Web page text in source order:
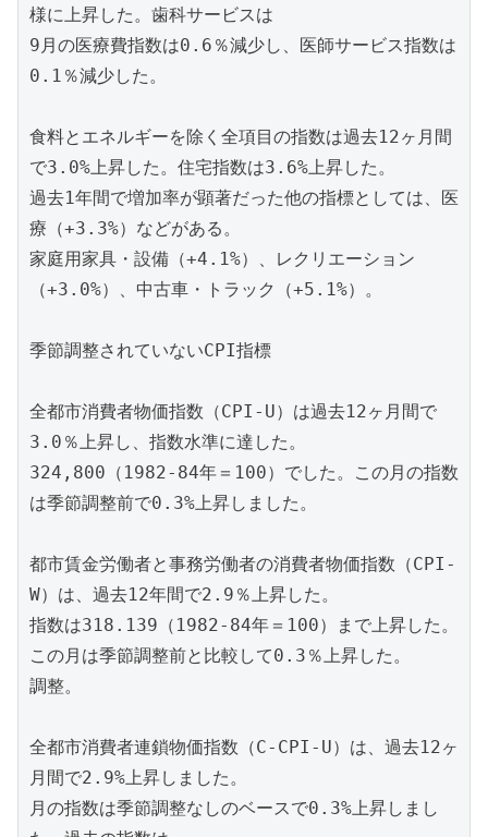
様に上昇した。歯科サービスは
9月の医療費指数は0.6％減少し、医師サービス指数は
0.1％減少した。
食料とエネルギーを除く全項目の指数は過去12ヶ月間
で3.0%上昇した。住宅指数は3.6%上昇した。
過去1年間で増加率が顕著だった他の指標としては、医
療（+3.3%）などがある。
家庭用家具・設備（+4.1%）、レクリエーション
（+3.0%）、中古車・トラック（+5.1%）。
季節調整されていないCPI指標
全都市消費者物価指数（CPI-U）は過去12ヶ月間で
3.0％上昇し、指数水準に達した。
324,800（1982-84年＝100）でした。この月の指数
は季節調整前で0.3%上昇しました。
都市賃金労働者と事務労働者の消費者物価指数（CPI-
W）は、過去12年間で2.9％上昇した。
指数は318.139（1982-84年＝100）まで上昇した。
この月は季節調整前と比較して0.3％上昇した。
調整。
全都市消費者連鎖物価指数（C-CPI-U）は、過去12ヶ
月間で2.9%上昇しました。
月の指数は季節調整なしのベースで0.3%上昇しまし